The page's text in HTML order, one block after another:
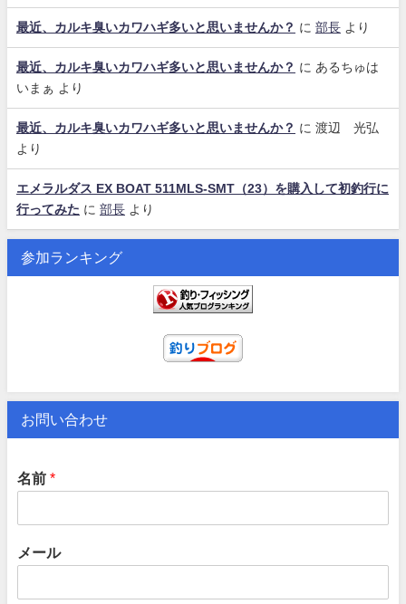
最近、カルキ臭いカワハギ多いと思いませんか？ に 部長 より
最近、カルキ臭いカワハギ多いと思いませんか？ に あるちゅは
いまぁ
より
最近、カルキ臭いカワハギ多いと思いませんか？ に 渡辺 光弘
より
エメラルダス EX BOAT 511MLS-SMT（23）を購入して初釣行に
行ってみた に 部長 より
参加ランキング
お問い合わせ
名前 *
メール